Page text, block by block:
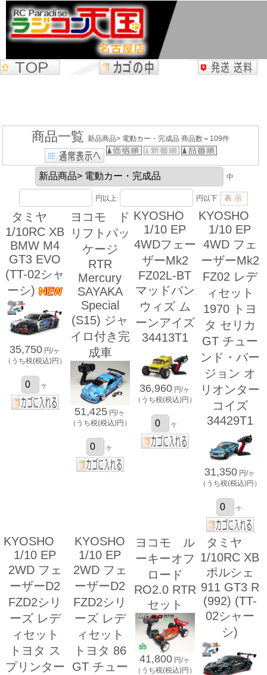
商品一覧 新品商品> 電動カー・完成品 商品数＝109件
中
円以上 円以下
タミヤ
1/10RC XB
BMW M4
GT3 EVO
(TT-02シャ
ーシ)
35,750 円/ヶ
（うち税(税込)円）
ヶ
ヨコモ ド
リフトパッ
ケージ
RTR
Mercury
SAYAKA
Special
(S15) ジャ
イロ付き完
成車
51,425 円/ヶ
（うち税(税込)円）
ヶ
KYOSHO
1/10 EP
4WDフェー
ザーMk2
FZ02L-BT
マッドバン
ウィズ ム
ーンアイズ
34413T1
36,960 円/ヶ
（うち税(税込)円）
ヶ
KYOSHO
1/10 EP
4WD フェ
ーザーMk2
FZ02 レデ
ィセット
1970 トヨ
タ セリカ
GT チュー
ンド・バー
ジョン オ
リオンター
コイズ
34429T1
31,350 円/ヶ
（うち税(税込)円）
ヶ
KYOSHO
1/10 EP
2WD フェ
ーザーD2
FZD2シリ
ーズ レデ
ィセット
トヨタ ス
プリンター
KYOSHO
1/10 EP
2WD フェ
ーザーD2
FZD2シリ
ーズ レデ
ィセット
トヨタ 86
GT チュー
ヨコモ ル
ーキーオフ
ロード
RO2.0 RTR
セット
41,800 円/ヶ
（うち税(税込)円）
タミヤ
1/10RC XB
ポルシェ
911 GT3 R
(992) (TT-
02シャー
シ)